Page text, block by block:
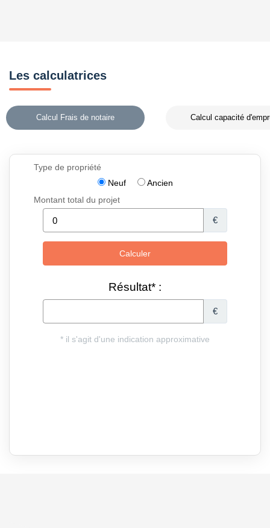
Les calculatrices
Calcul Frais de notaire Calcul capacité